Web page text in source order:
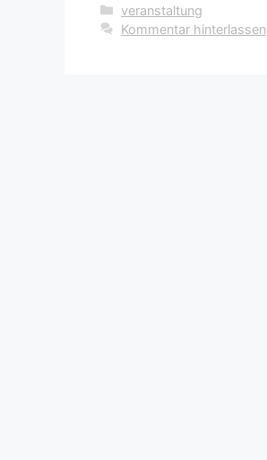
Kategorien
veranstaltung
Kommentar hinterlassen